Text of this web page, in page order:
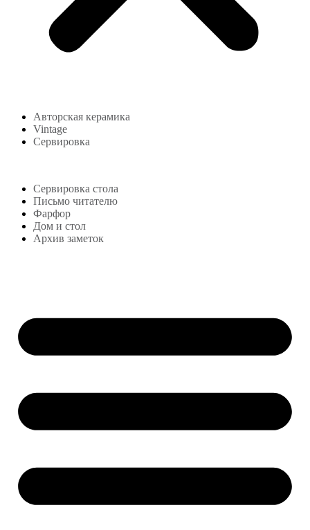
Авторская керамика
Vintage
Сервировка
Сервировка стола
Письмо читателю
Фарфор
Дом и стол
Архив заметок